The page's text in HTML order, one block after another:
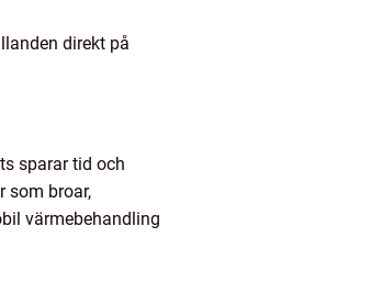
direkt på
sparar tid och
som broar,
värmebehandling